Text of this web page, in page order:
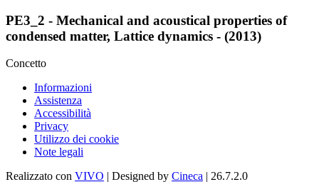
PE3_2 - Mechanical and acoustical properties of
condensed matter, Lattice dynamics - (2013)
Concetto
Informazioni
Assistenza
Accessibilità
Privacy
Utilizzo dei cookie
Note legali
Realizzato con VIVO | Designed by Cineca | 26.7.2.0